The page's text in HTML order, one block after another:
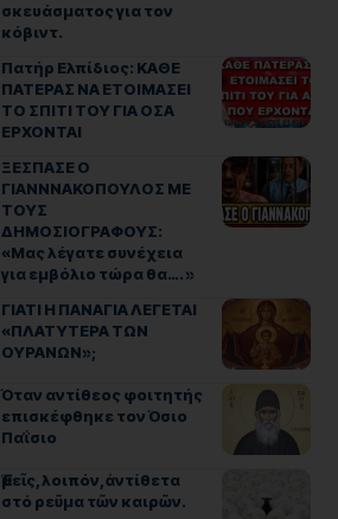
σκευάσματος για τον
κόβιντ.
Πατήρ Ελπίδιος: ΚΑΘΕ
ΠΑΤΕΡΑΣ ΝΑ ΕΤΟΙΜΑΣΕΙ
ΤΟ ΣΠΙΤΙ ΤΟΥ ΓΙΑ ΟΣΑ
ΕΡΧΟΝΤΑΙ
ΞΕΣΠΑΣΕ Ο
ΓΙΑΝΝΝΑΚΟΠΟΥΛΟΣ ΜΕ
ΤΟΥΣ
ΔΗΜΟΣΙΟΓΡΑΦΟΥΣ:
«Μας λέγατε συνέχεια
για εμβόλιο τώρα θα…. »
ΓΙΑΤΙ Η ΠΑΝΑΓΙΑ ΛΕΓΕΤΑΙ
«ΠΛΑΤΥΤΕΡΑ ΤΩΝ
ΟΥΡΑΝΩΝ»;
Όταν αντίθεος φοιτητής
επισκέφθηκε τον Όσιο
Παΐσιο
Ἐμεῖς, λοιπόν, ἀντίθετα
στό ρεῦμα τῶν καιρῶν.